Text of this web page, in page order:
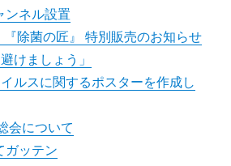
ネル設置
『除菌の匠』 特別販売のお知らせ
けましょう」
ルスに関するポスターを作成し
会について
ガッテン